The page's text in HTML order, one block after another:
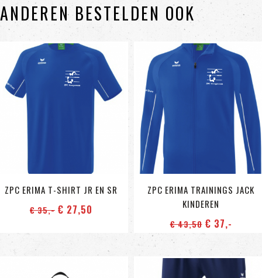
ANDEREN BESTELDEN OOK
ZPC ERIMA T-SHIRT JR EN SR
€ 35,- € 27,50
ZPC ERIMA TRAININGS JACK
KINDEREN
€ 43,50€ 37,-